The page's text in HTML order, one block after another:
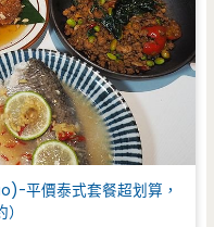
平價泰式套餐超划算，